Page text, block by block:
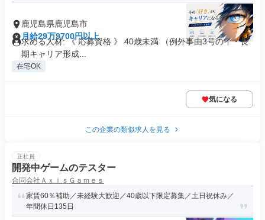
鹿児島県鹿児島市
月給29万9700円以上
求める人材: 《 応募資格 》 40歳未満 （例外事由3号のイ・長
期キャリア形成...
在宅OK
気になる
この企業の類似求人を見る
正社員
開発中ゲームのテスター
合同会社ＡｘｉｓＧａｍｅｓ
家賃60％補助／未経験大歓迎／40歳以下限定募集／土日祝休み／
年間休日135日